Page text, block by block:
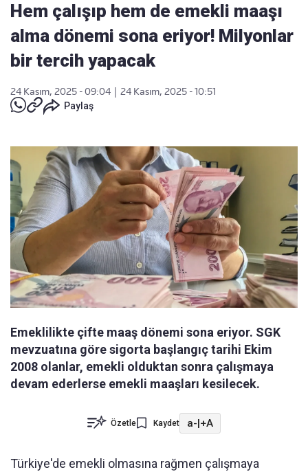
Hem çalışıp hem de emekli maaşı
alma dönemi sona eriyor! Milyonlar
bir tercih yapacak
24 Kasım, 2025 - 09:04
24 Kasım, 2025 - 10:51
Paylaş
Emeklilikte çifte maaş dönemi sona eriyor. SGK
mevzuatına göre sigorta başlangıç tarihi Ekim
2008 olanlar, emekli olduktan sonra çalışmaya
devam ederlerse emekli maaşları kesilecek.
Özetle Kaydet a-|+A
Türkiye'de emekli olmasına rağmen çalışmaya